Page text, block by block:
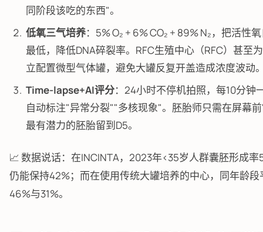
同阶段该吃的东西"。
低氧三气培养：5% O₂ + 6% CO₂ + 89% N₂，把活性
最低，降低DNA碎裂率。RFC生殖中心（RFC）甚至
立配置微型气体罐，避免大罐反复开盖造成浓度波动
Time-lapse+AI评分：24小时不停机拍照，每10分钟
自动标注"异常分裂""多核现象"。胚胎师只需在屏幕
最有潜力的胚胎留到D5。
📈 数据说话：在INCINTA，2023年<35岁人群囊胚形成
仍能保持42%；而在使用传统大罐培养的中心，同年龄段
46%与31%。